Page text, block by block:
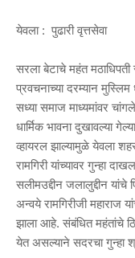
येवला : पुढारी वृत्तसेवा
सरला बेटाचे महंत मठाधिपती
प्रवचनाच्या दरम्यान मुस्लिम
सध्या समाज माध्यमांवर
धार्मिक भावना दुखावल्या
व्हायरल झाल्यामुळे येवला
रामगिरी यांच्यावर गुन्हा
सलीमउद्दीन जलालुद्दीन
अन्वये रामगिरीजी महाराज
झाला आहे. संबंधित महंतांचे
येत असल्याने सदरचा गुन्हा